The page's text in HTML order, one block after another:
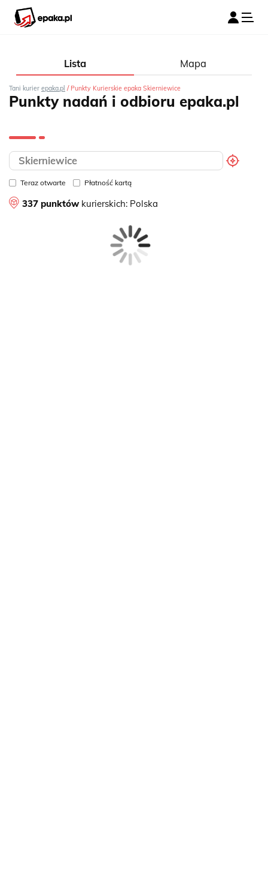
Lista Mapa
Tani kurier epaka.pl / Punkty Kurierskie epaka Skierniewice
Punkty nadań i odbioru epaka.pl
Teraz otwarte Płatność kartą
337 punktów kurierskich: Polska